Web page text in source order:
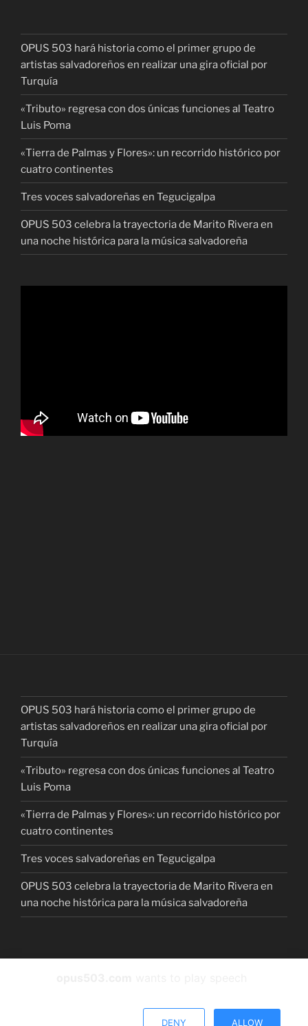
OPUS 503 hará historia como el primer grupo de
artistas salvadoreños en realizar una gira oficial por
Turquía
«Tributo» regresa con dos únicas funciones al Teatro
Luis Poma
«Tierra de Palmas y Flores»: un recorrido histórico por
cuatro continentes
Tres voces salvadoreñas en Tegucigalpa
OPUS 503 celebra la trayectoria de Marito Rivera en
una noche histórica para la música salvadoreña
OPUS 503 hará historia como el primer grupo de
artistas salvadoreños en realizar una gira oficial por
Turquía
«Tributo» regresa con dos únicas funciones al Teatro
Luis Poma
«Tierra de Palmas y Flores»: un recorrido histórico por
cuatro continentes
Tres voces salvadoreñas en Tegucigalpa
OPUS 503 celebra la trayectoria de Marito Rivera en
una noche histórica para la música salvadoreña
DENY ALLOW